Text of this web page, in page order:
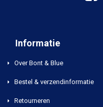
Informatie
Over Bont & Blue
Bestel & verzendinformatie
Retourneren